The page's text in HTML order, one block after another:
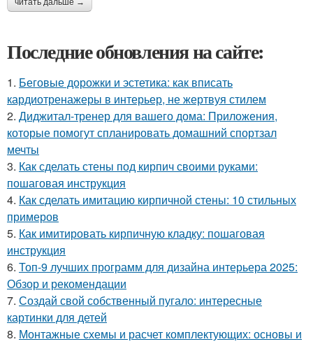
читать дальше →
Последние обновления на сайте:
1. Беговые дорожки и эстетика: как вписать
кардиотренажеры в интерьер, не жертвуя стилем
2. Диджитал-тренер для вашего дома: Приложения,
которые помогут спланировать домашний спортзал
мечты
3. Как сделать стены под кирпич своими руками:
пошаговая инструкция
4. Как сделать имитацию кирпичной стены: 10 стильных
примеров
5. Как имитировать кирпичную кладку: пошаговая
инструкция
6. Топ-9 лучших программ для дизайна интерьера 2025:
Обзор и рекомендации
7. Создай свой собственный пугало: интересные
картинки для детей
8. Монтажные схемы и расчет комплектующих: основы и